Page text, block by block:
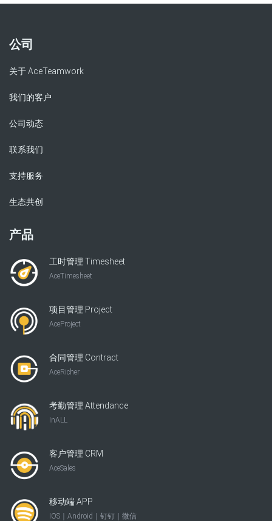
公司
关于 AceTeamwork
我们的客户
公司动态
联系我们
支持服务
生态共创
产品
工时管理 Timesheet
AceTimesheet
项目管理 Project
AceProject
合同管理 Contract
AceRicher
考勤管理 Attendance
InALL
客户管理 CRM
AceSales
移动端 APP
IOS｜Android｜钉钉｜微信